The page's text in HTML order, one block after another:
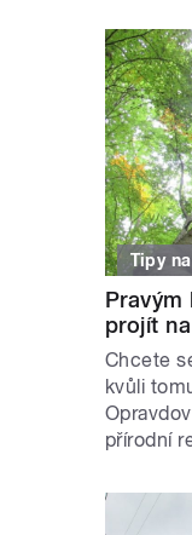
Tipy
Pravým
projít
Chcete
kvůli
přírodní